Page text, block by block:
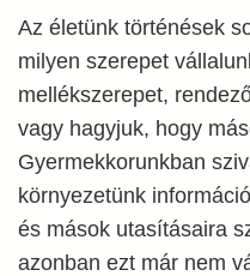
Az életünk történések
milyen szerepet
mellékszerepet,
vagy hagyjuk, hogy
Gyermekkorunkban
környezetünk
és mások utasításaira
azonban ezt már nem